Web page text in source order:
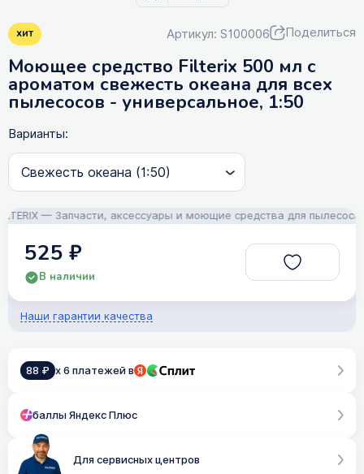
хит Артикул: S100006 Поделиться
Моющее средство Filterix 500 мл с
ароматом свежесть океана для всех
пылеcосов - универсальное, 1:50
Варианты:
— Запчасти, аксессуары и моющие средства для пылесосов!
525 ₽
В наличии
Наши гарантии качества
88 ₽ x 6 платежей в
баллы Яндекс Плюс
Для сервисных центров